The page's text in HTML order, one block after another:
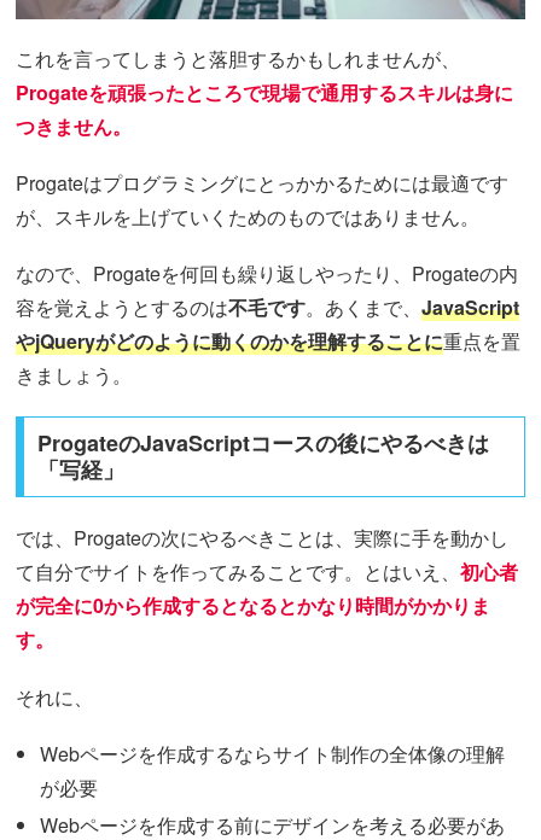
これを言ってしまうと落胆するかもしれませんが、
Progateを頑張ったところで現場で通用するスキルは身に
つきません。
Progateはプログラミングにとっかかるためには最適です
が、スキルを上げていくためのものではありません。
なので、Progateを何回も繰り返しやったり、Progateの内
容を覚えようとするのは不毛です。あくまで、JavaScript
やjQueryがどのように動くのかを理解することに重点を置
きましょう。
ProgateのJavaScriptコースの後にやるべきは
「写経」
では、Progateの次にやるべきことは、実際に手を動かし
て自分でサイトを作ってみることです。とはいえ、初心者
が完全に0から作成するとなるとかなり時間がかかりま
す。
それに、
Webページを作成するならサイト制作の全体像の理解
が必要
Webページを作成する前にデザインを考える必要があ